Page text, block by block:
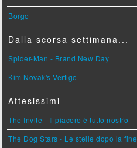
Borgo
Dalla scorsa settimana...
Spider-Man - Brand New Day
Kim Novak's Vertigo
Attesissimi
The Invite - Il piacere è tutto nostro
The Dog Stars - Le stelle dopo la fine